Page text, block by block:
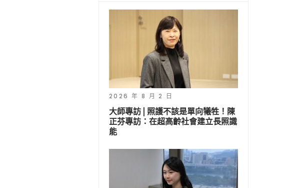
2026 年 8 月 2 日
大師專訪 | 照護不該是單向犧牲！陳
正芬專訪：在超高齡社會建立長照識
能